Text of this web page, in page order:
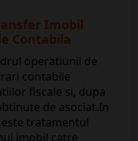
Imobil
Contabila
operatiunii de
contabile
fiscale si, dupa
de asociat.In
tratamentul
imobil catre